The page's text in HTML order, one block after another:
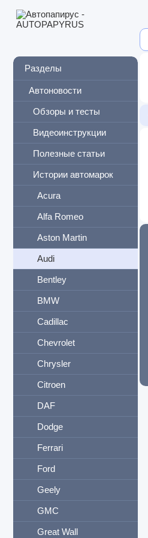
Разделы
Автоновости
Обзоры и тесты
Видеоинструкции
Полезные статьи
Истории автомарок
Acura
Alfa Romeo
Aston Martin
Audi
Bentley
BMW
Cadillac
Chevrolet
Chrysler
Citroen
DAF
Dodge
Ferrari
Ford
Geely
GMC
Great Wall